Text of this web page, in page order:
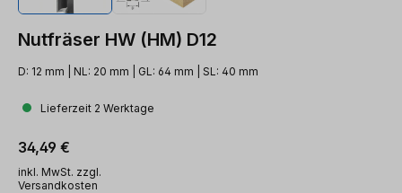
Nutfräser HW (HM) D12
D: 12 mm | NL: 20 mm | GL: 64 mm | SL: 40 mm
Lieferzeit 2 Werktage
Regulärer Preis:
34,49 €
inkl. MwSt. zzgl.
Versandkosten